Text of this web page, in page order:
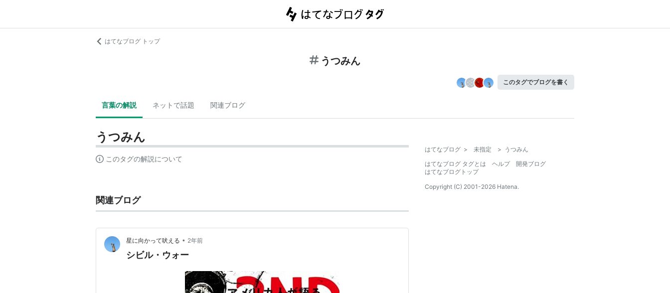
はてなブログ トップ
うつみん
このタグでブログを書く
言葉の解説 ネットで話題 関連ブログ
うつみん
このタグの解説について
関連ブログ
星に向かって吠える • 2年前
シビル・ウォー
はてなブログ > 未指定 > うつみん
はてなブログ タグとは
ヘルプ
開発ブログ
はてなブログトップ
Copyright (C) 2001-2026 Hatena.